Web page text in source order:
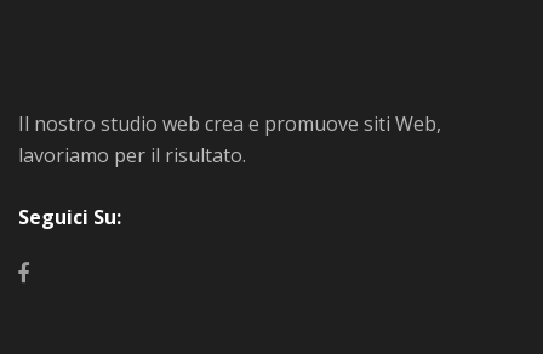
Il nostro studio web crea e promuove siti Web,
lavoriamo per il risultato.
Seguici Su: